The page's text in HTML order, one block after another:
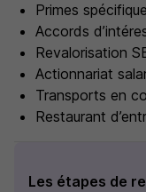
Primes
Accords
Revalorisation
Actionnariat
Transports en
Restaurant
Les étapes de